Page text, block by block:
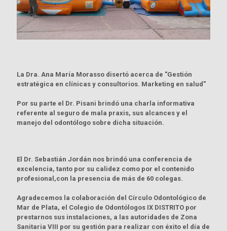
La Dra. Ana María Morasso disertó acerca de "Gestión
estratégica en clínicas y consultorios. Marketing en salud"
Por su parte el Dr. Pisani brindó una charla informativa
referente al seguro de mala praxis, sus alcances y el
manejo del odontólogo sobre dicha situación.
El Dr. Sebastián Jordán nos brindó una conferencia de
excelencia, tanto por su calidez como por el contenido
profesional,con la presencia de más de 60 colegas.
Agradecemos la colaboración del Círculo Odontológico de
Mar de Plata, el Colegio de Odontólogos IX DISTRITO por
prestarnos sus instalaciones, a las autoridades de Zona
Sanitaria VIII por su gestión para realizar con éxito el día de